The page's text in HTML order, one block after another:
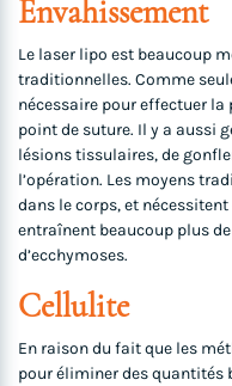
Envahissement
Le laser lipo est beaucoup
traditionnelles. Comme
nécessaire pour effectuer la
point de suture. Il y a aussi
lésions tissulaires, de
l’opération. Les moyens
dans le corps, et
entraînent beaucoup plus
d’ecchymoses.
Cellulite
En raison du fait que les
pour éliminer des quantités